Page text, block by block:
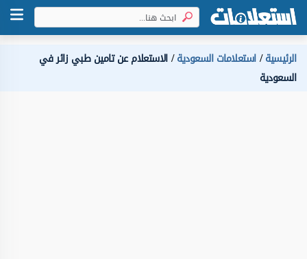
الرئيسية استعلامات السعودية الاستعلام عن تامين طبي زائر في
السعودية